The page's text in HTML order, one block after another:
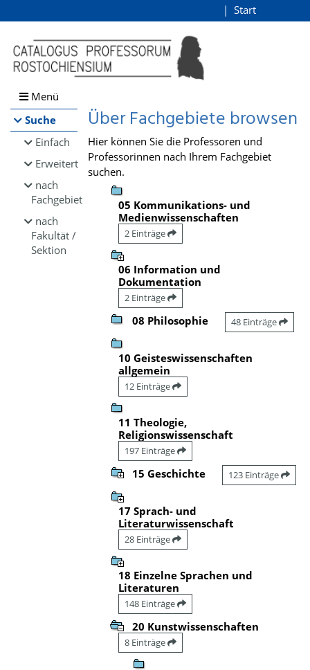
Browsen
direkt zum Inhalt
Start
Menü
Suche
Einfach
Erweitert
nach
Fachgebiet
nach
Fakultät /
Sektion
Über Fachgebiete browsen
Hier können Sie die Professoren und
Professorinnen nach Ihrem Fachgebiet
suchen.
05 Kommunikations- und
Medienwissenschaften
2 Einträge
06 Information und
Dokumentation
2 Einträge
08 Philosophie 48 Einträge
10 Geisteswissenschaften
allgemein
12 Einträge
11 Theologie,
Religionswissenschaft
197 Einträge
15 Geschichte 123 Einträge
17 Sprach- und
Literaturwissenschaft
28 Einträge
18 Einzelne Sprachen und
Literaturen
148 Einträge
20 Kunstwissenschaften
8 Einträge